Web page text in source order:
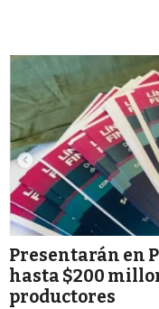
Presentarán en
hasta $200
productores